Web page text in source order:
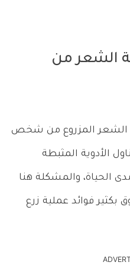
الشعر من
الشعر المزروع من شخص
الأدوية المثبطة
الحياة، والمشكلة هنا
بكثير فوائد عملية زرع